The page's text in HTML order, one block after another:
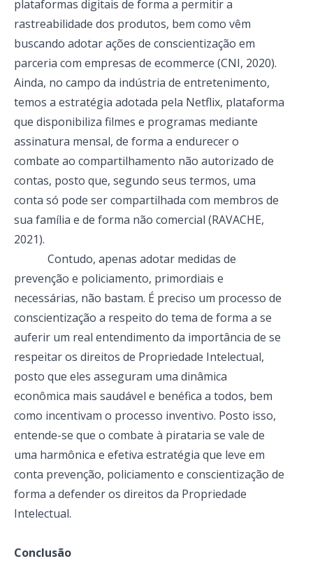
plataformas digitais de forma a permitir a
rastreabilidade dos produtos, bem como vêm
buscando adotar ações de conscientização em
parceria com empresas de ecommerce (CNI, 2020).
Ainda, no campo da indústria de entretenimento,
temos a estratégia adotada pela Netflix, plataforma
que disponibiliza filmes e programas mediante
assinatura mensal, de forma a endurecer o
combate ao compartilhamento não autorizado de
contas, posto que, segundo seus termos, uma
conta só pode ser compartilhada com membros de
sua família e de forma não comercial (RAVACHE,
2021).
Contudo, apenas adotar medidas de
prevenção e policiamento, primordiais e
necessárias, não bastam. É preciso um processo de
conscientização a respeito do tema de forma a se
auferir um real entendimento da importância de se
respeitar os direitos de Propriedade Intelectual,
posto que eles asseguram uma dinâmica
econômica mais saudável e benéfica a todos, bem
como incentivam o processo inventivo. Posto isso,
entende-se que o combate à pirataria se vale de
uma harmônica e efetiva estratégia que leve em
conta prevenção, policiamento e conscientização de
forma a defender os direitos da Propriedade
Intelectual.
Conclusão